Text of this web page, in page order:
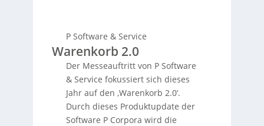
P Software & Service
Warenkorb 2.0
Der Messeauftritt von P Software
& Service fokussiert sich dieses
Jahr auf den ‚Warenkorb 2.0‘.
Durch dieses Produktupdate der
Software P Corpora wird die